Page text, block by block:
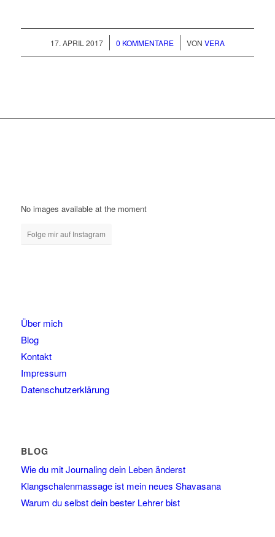
17. APRIL 2017
/ 0 KOMMENTARE
/ VON VERA
No images available at the moment
Folge mir auf Instagram
Über mich
Blog
Kontakt
Impressum
Datenschutzerklärung
BLOG
Wie du mit Journaling dein Leben änderst
Klangschalenmassage ist mein neues Shavasana
Warum du selbst dein bester Lehrer bist